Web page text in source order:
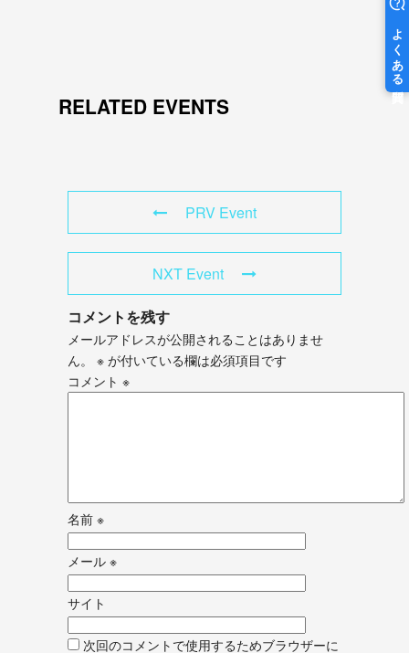
RELATED EVENTS
PRV Event
NXT Event
コメントを残す
メールアドレスが公開されることはありませ
ん。
※ が付いている欄は必須項目です
コメント ※
名前 ※
メール ※
サイト
次回のコメントで使用するためブラウザーに